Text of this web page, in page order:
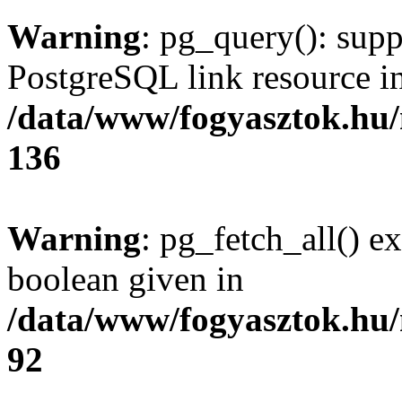
Warning: pg_query():
PostgreSQL link resource
/data/www/
136
Warning: pg_fetch_all()
boolean given in
/data/www/
92